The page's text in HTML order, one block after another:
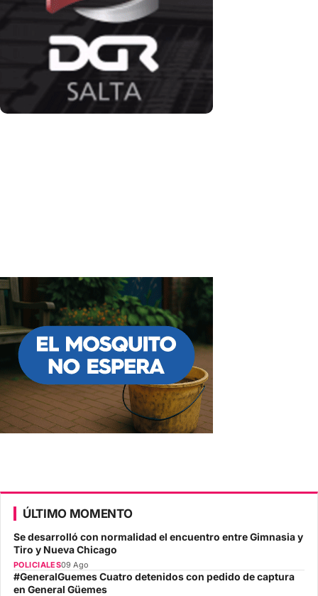
ÚLTIMO MOMENTO
Se desarrolló con normalidad el encuentro entre Gimnasia y
Tiro y Nueva Chicago
POLICIALES09 Ago
#GeneralGuemes Cuatro detenidos con pedido de captura
en General Güemes